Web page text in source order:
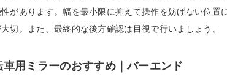
があります。幅を最小限に抑えて操作を妨げない位置
切。また、最終的な後方確認は目視で行いましょう。
車用ミラーのおすすめ｜バーエンド